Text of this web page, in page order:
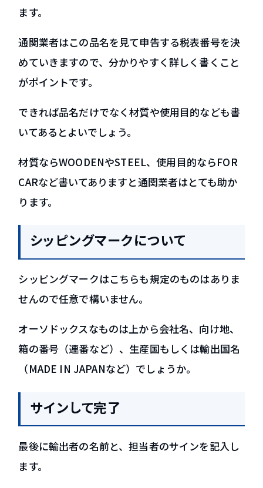
ます。
通関業者はこの品名を見て申告する税表番号を決
めていきますので、分かりやすく詳しく書くこと
がポイントです。
できれば品名だけでなく材質や使用目的なども書
いてあるとよいでしょう。
材質ならWOODENやSTEEL、使用目的ならFOR
CARなど書いてありますと通関業者はとても助か
ります。
シッピングマークについて
シッピングマークはこちらも規定のものはありま
せんので任意で構いません。
オーソドックスなものは上から会社名、向け地、
箱の番号（連番など）、生産国もしくは輸出国名
（MADE IN JAPANなど）でしょうか。
サインして完了
最後に輸出者の名前と、担当者のサインを記入し
ます。